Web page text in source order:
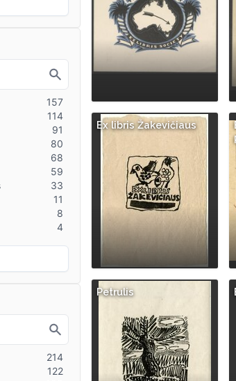
Ex libris Žakevičiaus
Petrulis